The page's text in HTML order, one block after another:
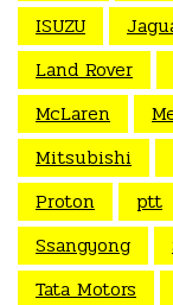
ISUZU
Land Rover
McLaren
Mitsubishi
Proton
ptt
Ssangyong
Tata Motors